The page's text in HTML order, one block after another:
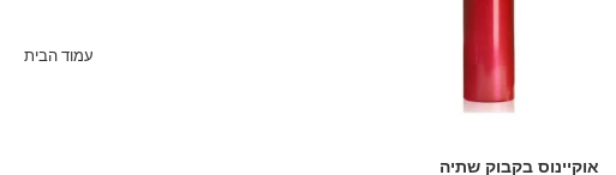
עמוד הבית
אוקיינוס בקבוק שתיה